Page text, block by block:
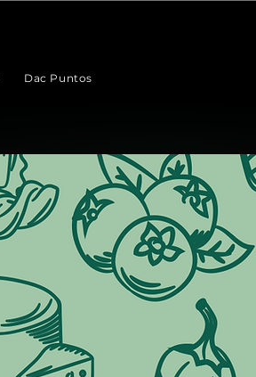
Dac Puntos